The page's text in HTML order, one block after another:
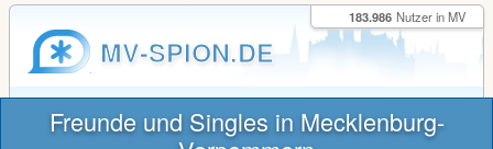
MV-SPION.DE
183.986 Nutzer in MV
Freunde und Singles in Mecklenburg-